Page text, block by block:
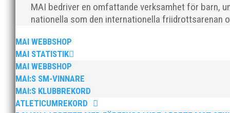
MAI bedriver en omfattande verksamhet för barn,
nationella som den internationella friidrottsarenan
MAI WEBBSHOP
MAI STATISTIK
MAI WEBBSHOP
MAI:S SM-VINNARE
MAI:S KLUBBREKORD
ATLETICUMREKORD
Den 24-25 februari var det SM för juniorer (K22/
guld, 1 silver och 3 brons hem till Malmö. Utöver det